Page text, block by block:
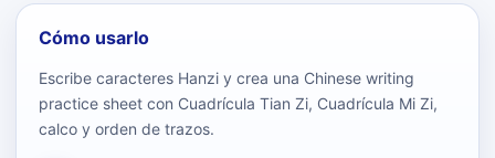
Cómo usarlo
Escribe caracteres Hanzi y crea una Chinese writing
practice sheet con Cuadrícula Tian Zi, Cuadrícula Mi Zi,
calco y orden de trazos.